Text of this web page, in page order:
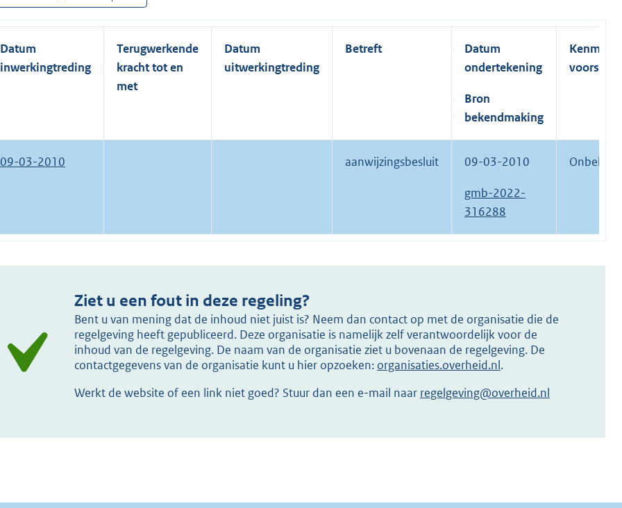
Datum
inwerkingtreding
Terugwerkende
kracht tot en
met
Datum
uitwerkingtreding
Betreft
Datum
ondertekening
Bron
bekendmaking
Kenmerk
voorstel
09-03-2010 aanwijzingsbesluit 09-03-2010
gmb-2022-
316288
Ziet u een fout in deze regeling?
Bent u van mening dat de inhoud niet juist is? Neem dan contact op met de organisatie die de
regelgeving heeft gepubliceerd. Deze organisatie is namelijk zelf verantwoordelijk voor de
inhoud van de regelgeving. De naam van de organisatie ziet u bovenaan de regelgeving. De
contactgegevens van de organisatie kunt u hier opzoeken: organisaties.overheid.nl.
Werkt de website of een link niet goed? Stuur dan een e-mail naar regelgeving@overheid.nl